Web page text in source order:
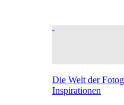
Die Welt der
Inspirationen